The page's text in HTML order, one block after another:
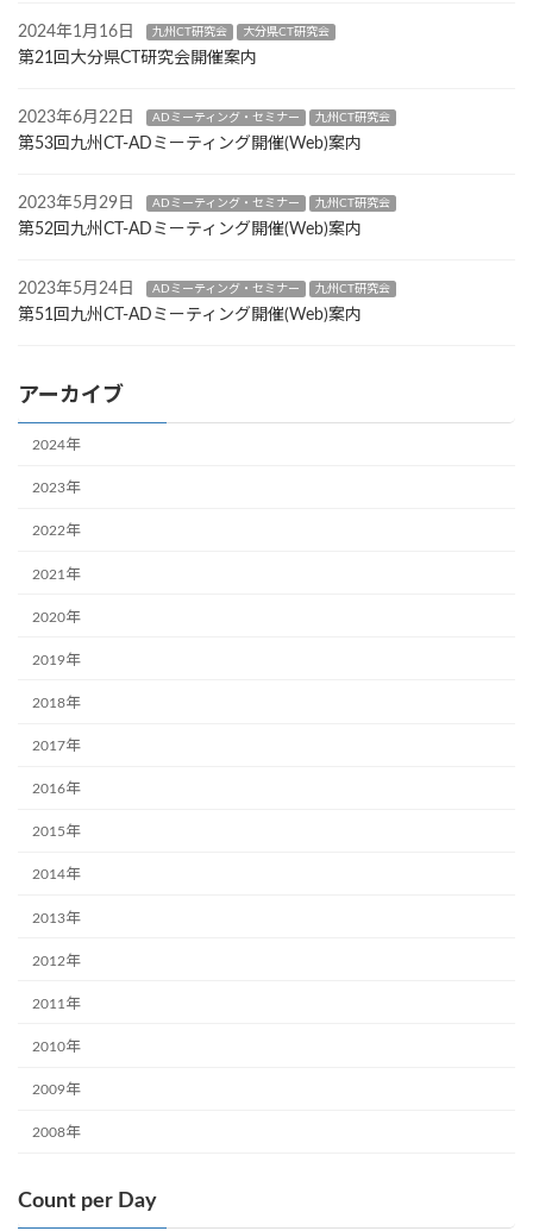
2024年1月16日 九州CT研究会 大分県CT研究会
第21回大分県CT研究会開催案内
2023年6月22日 ADミーティング・セミナー 九州CT研究会
第53回九州CT-ADミーティング開催(Web)案内
2023年5月29日 ADミーティング・セミナー 九州CT研究会
第52回九州CT-ADミーティング開催(Web)案内
2023年5月24日 ADミーティング・セミナー 九州CT研究会
第51回九州CT-ADミーティング開催(Web)案内
アーカイブ
2024年
2023年
2022年
2021年
2020年
2019年
2018年
2017年
2016年
2015年
2014年
2013年
2012年
2011年
2010年
2009年
2008年
Count per Day